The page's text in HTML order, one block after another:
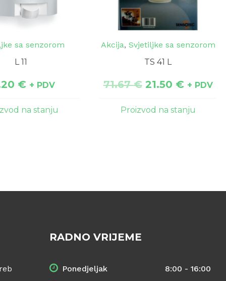
sa senzorom
L 11
€ + PDV
na stanju
Akcija, Svjetiljke sa senzorom
TS 41 L
71.67€ 21.50 € + PDV
Proizvod na stanju
RADNO VRIJEME
Ponedjeljak
8:00 - 16:00